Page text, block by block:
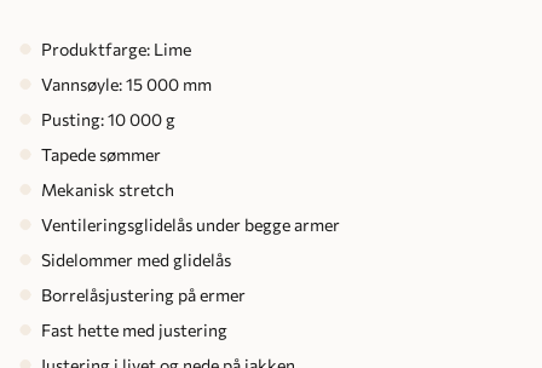
Produktfarge: Lime
Vannsøyle: 15 000 mm
Pusting: 10 000 g
Tapede sømmer
Mekanisk stretch
Ventileringsglidelås under begge armer
Sidelommer med glidelås
Borrelåsjustering på ermer
Fast hette med justering